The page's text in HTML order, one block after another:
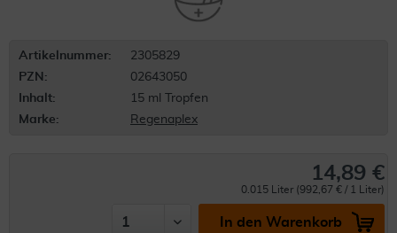
Artikelnummer:
2305829
PZN:
02643050
Inhalt:
15 ml Tropfen
Marke:
Regenaplex
14,89 €
0.015 Liter (992,67 € / 1 Liter)
In den Warenkorb